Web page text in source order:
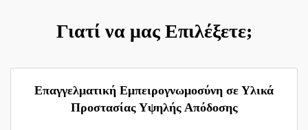
Γιατί να μας Επιλέξετε;
Επαγγελματική Εμπειρογνωμοσύνη σε Υλικά
Προστασίας Υψηλής Απόδοσης